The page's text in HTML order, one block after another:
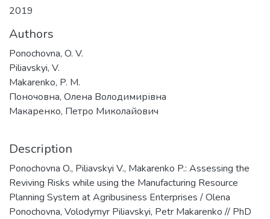
2019
Authors
Ponochovna, O. V.
Piliavskyi, V.
Makarenko, P. M.
Поночовна, Олена Володимирівна
Макаренко, Петро Миколайович
Description
Ponochovna O., Piliavskyi V., Makarenko P.: Assessing the
Reviving Risks while using the Manufacturing Resource
Planning System at Agribusiness Enterprises / Olena
Ponochovna, Volodymyr Piliavskyi, Petr Makarenko // PhD